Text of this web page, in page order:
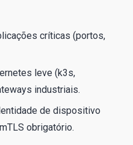
críticas (portos,
leve (k3s,
industriais.
de dispositivo
obrigatório.